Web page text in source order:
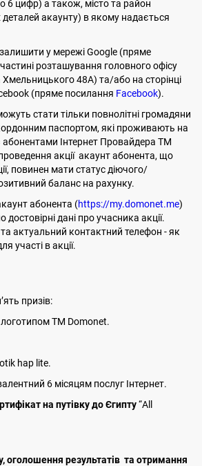
6 цифр) а також, місто та район
деталей акаунту) в якому надається
залишити у мережі Google (пряме
розташування головного офісу
48А) та/або на сторінці
(пряме посилання Facebook).
стати тільки повнолітні громадяни
паспортом, які проживають на
абонентами Інтернет Провайдера ТМ
акції акаунт абонента, що
повинен мати статус діючого/
баланс на рахунку.
абонента (https://my.domonet.me)
дані про учасника акції.
актуальний контактний телефон - як
участі в акції.
призів:
ТМ Domonet.
hap lite.
6 місяцям послуг Інтернет.
на путівку до Єгипту“All
оголошення результатів та отримання